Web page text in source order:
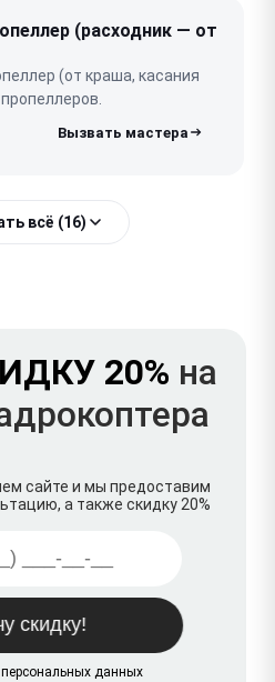
(расходник — от
(от краша, касания
всё (16)
20% на
сайте и мы предоставим
а также скидку 20%
персональных данных